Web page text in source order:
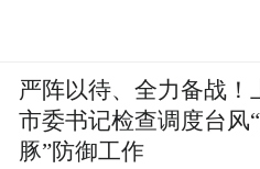
严阵以待、全力备战！
市委书记检查调度台风
豚”防御工作